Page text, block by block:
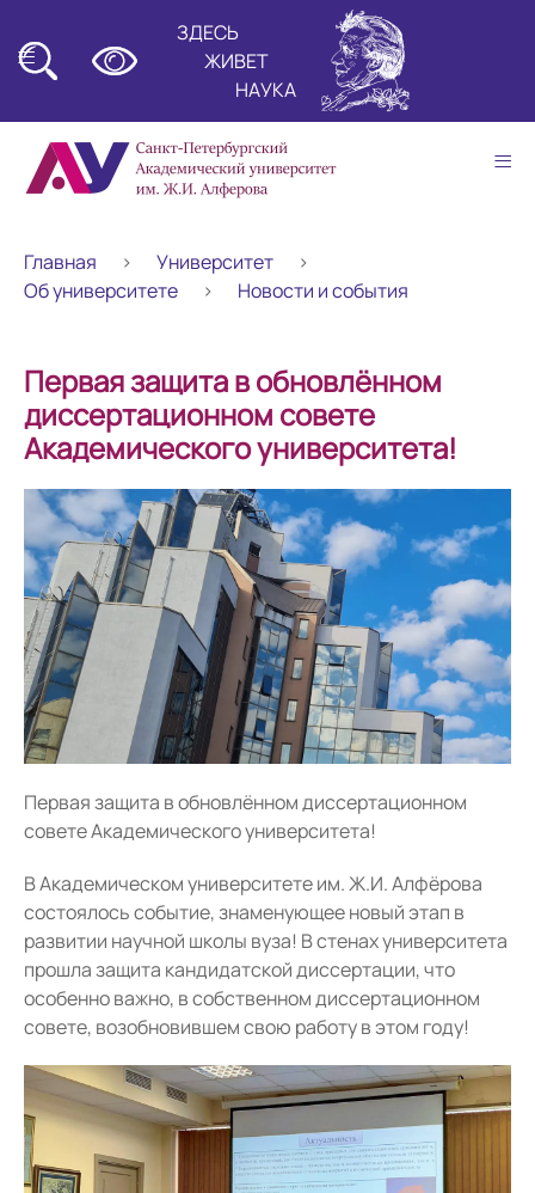
ЗДЕСЬ
ЖИВЕТ
НАУКА
Главная
Университет
Об университете
Новости и события
Первая защита в обновлённом
диссертационном совете
Академического университета!
Первая защита в обновлённом диссертационном
совете Академического университета!
В Академическом университете им. Ж.И. Алфёрова
состоялось событие, знаменующее новый этап в
развитии научной школы вуза! В стенах университета
прошла защита кандидатской диссертации, что
особенно важно, в собственном диссертационном
совете, возобновившем свою работу в этом году!
≡
≡